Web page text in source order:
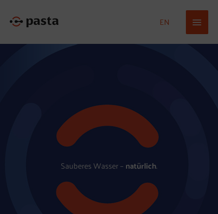
Inhalt
springen EN
Sauberes Wasser – natürlich.